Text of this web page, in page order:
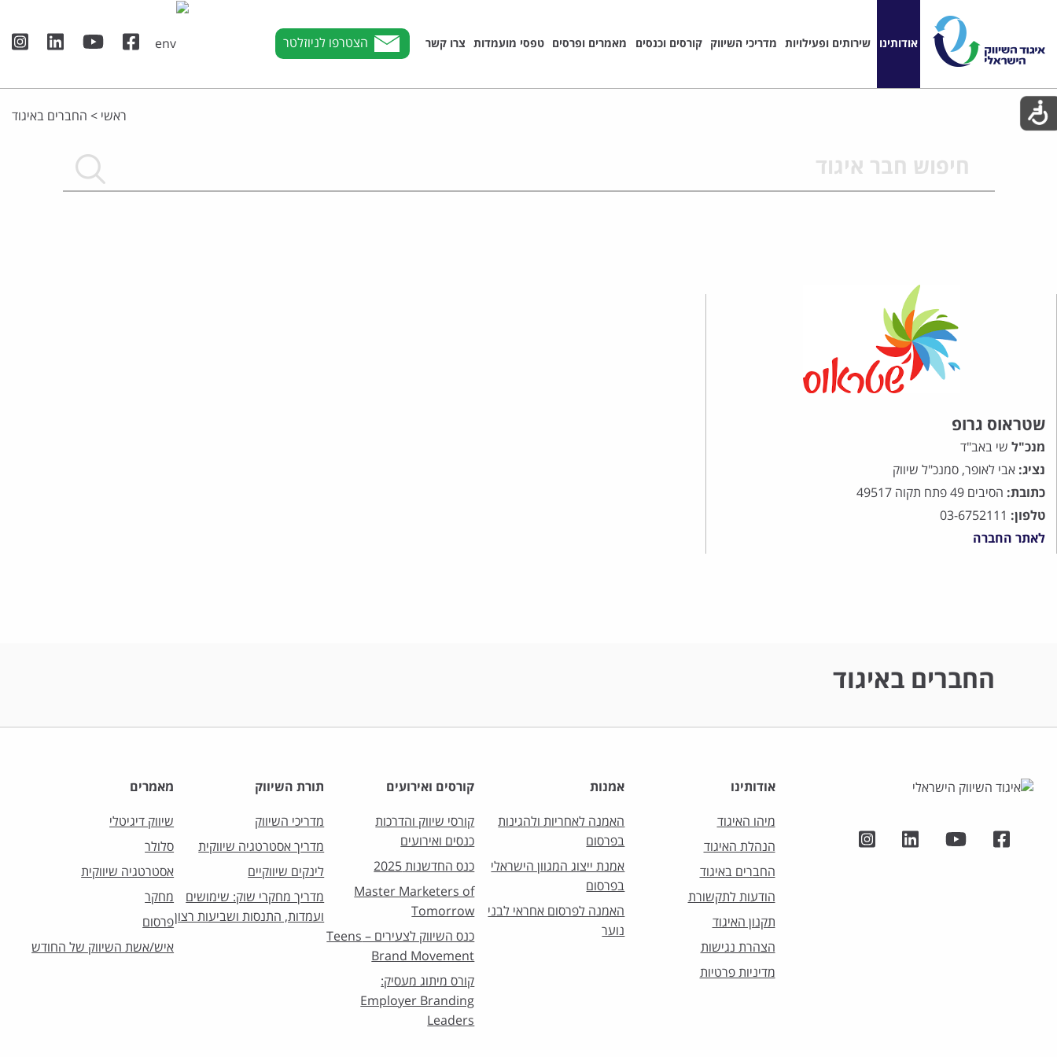
אודותינו שירותים ופעילויות מדריכי השיווק קורסים וכנסים מאמרים ופרסים טפסי מועמדות צרו קשר הצטרפו לניוזלטר
ראשי > החברים באיגוד
שטראוס גרופ
מנכ"ל שי באב"ד
נציג: אבי לאופר, סמנכ"ל שיווק
כתובת: הסיבים 49 פתח תקוה 49517
טלפון: 03-6752111
לאתר החברה
החברים באיגוד
אודותינו
מיהו האיגוד
הנהלת האיגוד
החברים באיגוד
הודעות לתקשורת
תקנון האיגוד
הצהרת נגישות
מדיניות פרטיות
אמנות
האמנה לאחריות ולהגינות
בפרסום
אמנת ייצוג המגוון הישראלי
בפרסום
האמנה לפרסום אחראי לבני
נוער
קורסים ואירועים
קורסי שיווק והדרכות
כנסים ואירועים
כנס החדשנות 2025
Master Marketers of
Tomorrow
כנס השיווק לצעירים – Teens
Brand Movement
קורס מיתוג מעסיק:
Employer Branding
Leaders
תורת השיווק
מדריכי השיווק
מדריך אסטרטגיה שיווקית
לינקים שיווקיים
מדריך מחקרי שוק: שימושים
ועמדות, התנסות ושביעות רצון
מאמרים
שיווק דיגיטלי
סלולר
אסטרטגיה שיווקית
מחקר
פרסום
איש/אשת השיווק של החודש